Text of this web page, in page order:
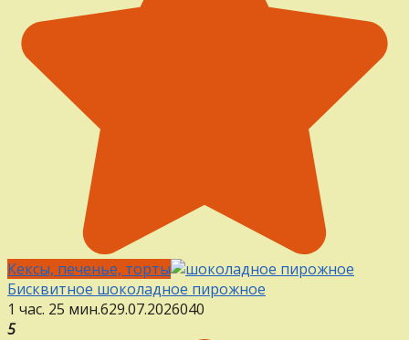
Кексы, печенье, торты
Бисквитное шоколадное пирожное
1 час. 25 мин.629.07.2026040
5